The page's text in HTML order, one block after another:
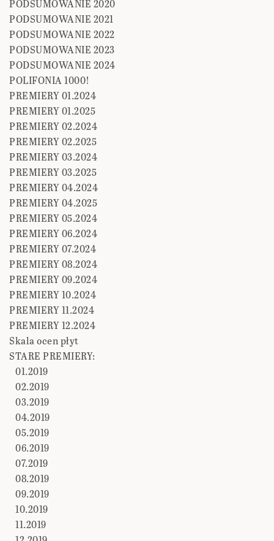
PODSUMOWANIE 2020
PODSUMOWANIE 2021
PODSUMOWANIE 2022
PODSUMOWANIE 2023
PODSUMOWANIE 2024
POLIFONIA 1000!
PREMIERY 01.2024
PREMIERY 01.2025
PREMIERY 02.2024
PREMIERY 02.2025
PREMIERY 03.2024
PREMIERY 03.2025
PREMIERY 04.2024
PREMIERY 04.2025
PREMIERY 05.2024
PREMIERY 06.2024
PREMIERY 07.2024
PREMIERY 08.2024
PREMIERY 09.2024
PREMIERY 10.2024
PREMIERY 11.2024
PREMIERY 12.2024
Skala ocen płyt
STARE PREMIERY:
01.2019
02.2019
03.2019
04.2019
05.2019
06.2019
07.2019
08.2019
09.2019
10.2019
11.2019